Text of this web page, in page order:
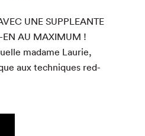
UNE SUP­PLEANTE
EN AU MAX­I­MUM !
madame Lau­rie,
aux tech­niques red­